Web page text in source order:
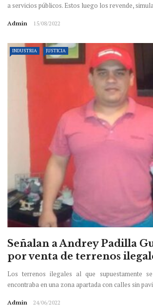
a servicios públicos. Estos luego los revende,
Admin 15/08/2022
INDUSTRIA JUSTICIA
Señalan a Andrey Padilla
por venta de terrenos
Los terrenos ilegales al que supuestamente
encontraba en una zona apartada con calles sin
Admin 24/06/2022